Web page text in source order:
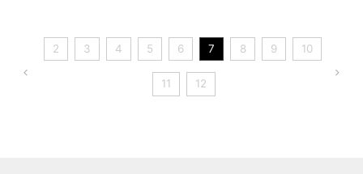
2 3 4 5 6 7 8 9 10
11 12